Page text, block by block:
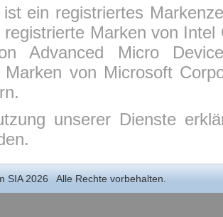
ein registriertes
registrierte Marken von
Advanced Micro
Marken von Microsoft
unserer Dienste
SIA2026 Alle Rechte vorbehalten.